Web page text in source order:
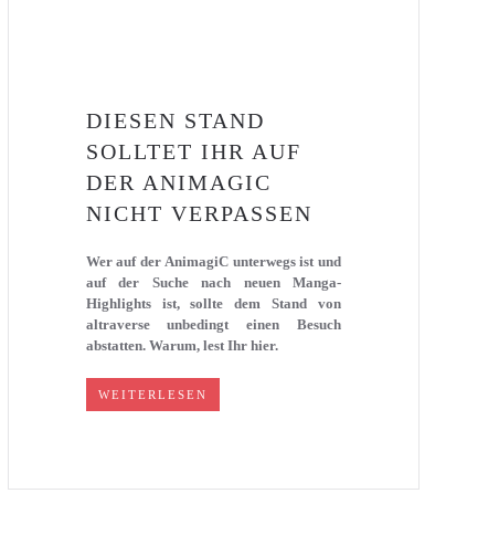
DIESEN STAND
SOLLTET IHR AUF
DER ANIMAGIC
NICHT VERPASSEN
Wer auf der AnimagiC unterwegs ist und
auf der Suche nach neuen Manga-
Highlights ist, sollte dem Stand von
altraverse unbedingt einen Besuch
abstatten. Warum, lest Ihr hier.
WEITERLESEN